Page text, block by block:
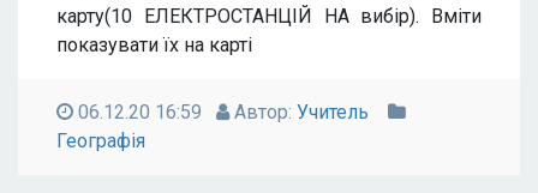
карту(10 ЕЛЕКТРОСТАНЦІЙ НА вибір). Вміти
показувати їх на карті
06.12.20 16:59 Автор: Учитель
Географія